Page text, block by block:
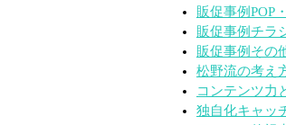
販促事例POP
販促事例チラ
販促事例その
松野流の考え
コンテンツ力
独自化キャッ